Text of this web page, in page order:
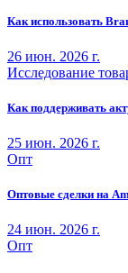
Как использовать
26 июн. 2026 г.
Исследование
Как поддерживать
25 июн. 2026 г.
Опт
Оптовые сделки на
24 июн. 2026 г.
Опт